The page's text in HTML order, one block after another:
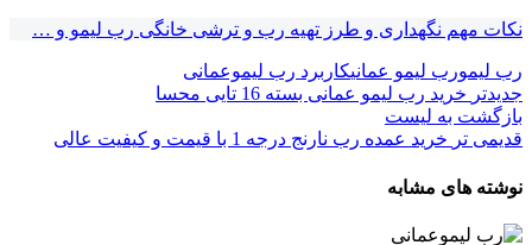
نکات مهم نگهداری و طرز تهیه رب و ترشی خانگی رب لیمو و …
رب لیمورب لیمو عمانیکاربرد رب لیموعمانی
جدیدتر خرید رب لیمو عمانی بسته 16 تایی محسا
بازگشت به لیست
قدیمی تر خرید عمده رب نارنج درجه 1 با قیمت و کیفیت عالی
نوشته های مشابه